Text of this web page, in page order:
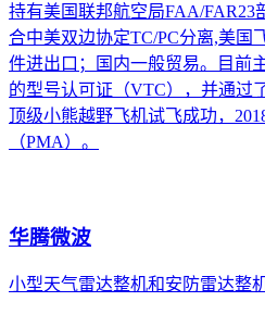
持有美国联邦航空局FAA/
合中美双边协定TC/PC分离,美国
件进出口；国内一般贸易。目前
的型号认可证（VTC），并通过
顶级小熊越野飞机试飞成功，
（PMA）。
华腾微波
小型天气雷达整机和安防雷达整